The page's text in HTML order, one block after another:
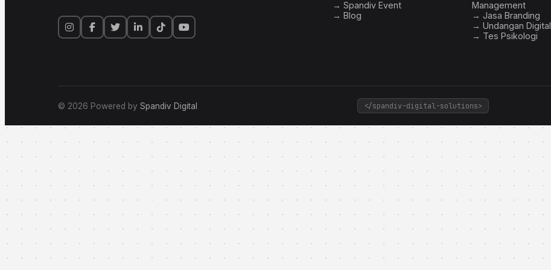
✒️
Jasa Branding
Undangan elegan & interaktif
🧠
Tes Psikologi
→ Spandiv Event
→ Blog
Management
→ Jasa Branding
→ Undangan Digital
→ Tes Psikologi
© 2026 Powered by Spandiv Digital </spandiv-digital-solutions>